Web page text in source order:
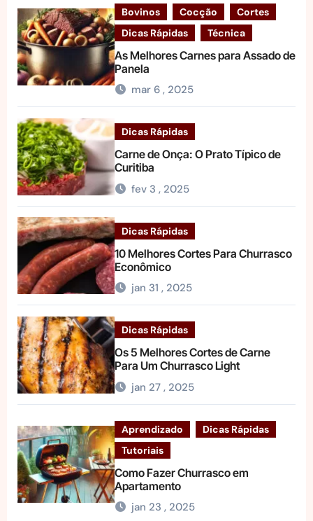
Bovinos Cocção
Cortes
Dicas Rápidas
Técnica
As Melhores Carnes para Assado de
Panela
mar 6 , 2025
Dicas Rápidas
Carne de Onça: O Prato Típico de
Curitiba
fev 3 , 2025
Dicas Rápidas
10 Melhores Cortes Para Churrasco
Econômico
jan 31 , 2025
Dicas Rápidas
Os 5 Melhores Cortes de Carne
Para Um Churrasco Light
jan 27 , 2025
Aprendizado
Dicas Rápidas
Tutoriais
Como Fazer Churrasco em
Apartamento
jan 23 , 2025